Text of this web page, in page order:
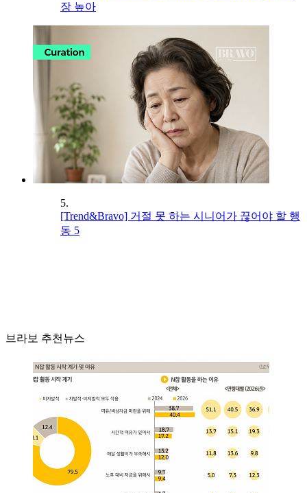
장 높아
5.
[Trend&Bravo] 거절 못 하는 시니어가 끊어야 할 행
동 5
브라보 추천뉴스